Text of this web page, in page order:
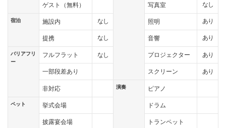
ゲスト（無料）
宿泊 施設内 なし
提携 なし
バリアフリ
ー
フルフラット なし
一部段差あり
非対応
ペット 挙式会場
披露宴会場
写真室 なし
照明 あり
音響 あり
プロジェクター あり
スクリーン あり
演奏 ピアノ
ドラム
トランペット